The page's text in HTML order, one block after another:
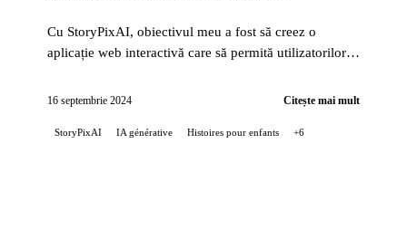
Cu StoryPixAI, obiectivul meu a fost să creez o
aplicație web interactivă care să permită utilizatorilor
16 septembrie 2024 Citește mai mult
StoryPixAI IA générative Histoires pour enfants +6